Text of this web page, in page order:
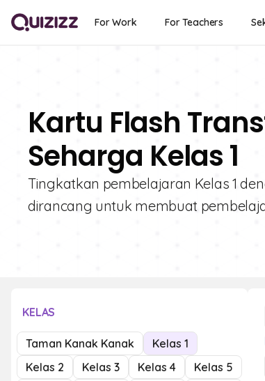
For Work For Teachers
Kartu Flash
Seharga Kelas 1
Tingkatkan pembelajaran Kelas 1
dirancang untuk membuat
KELAS
Taman Kanak Kanak
Kelas 1
Kelas 2
Kelas 3 Kelas 4
Kelas 5